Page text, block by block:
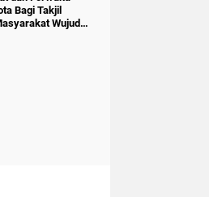
Bagi Takjil
Wujud